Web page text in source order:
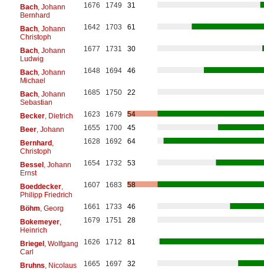
Bach, Johann
Bernhard
1676 1749 31
Bach, Johann
Christoph
1642 1703 61
Bach, Johann
Ludwig
1677 1731 30
Bach, Johann
Michael
1648 1694 46
Bach, Johann
Sebastian
1685 1750 22
Becker, Dietrich 1623 1679
54
Beer, Johann 1655 1700
45
Bernhard,
Christoph
1628 1692 64
Bessel, Johann
Ernst
1654 1732 53
Boeddecker,
Philipp Friedrich
1607 1683 58
Böhm , Georg 1661 1733
46
Bokemeyer,
Heinrich
1679 1751 28
Briegel, Wolfgang
Carl
1626 1712 81
Bruhns , Nicolaus 1665 1697
32